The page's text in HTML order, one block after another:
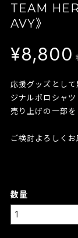
TEAM
AVY》
¥8,800
応援グッズとし
ジナルポロシャツ
売り上げの一部を
ご検討よろしくお
数量